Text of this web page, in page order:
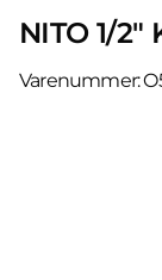
NITO 1/
Varenummer: